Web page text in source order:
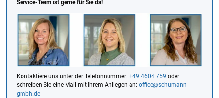
Service-Team ist gerne für Sie da!
Kontaktiere uns unter der Telefonnummer: +49 4604 759 oder
schreiben Sie eine Mail mit Ihrem Anliegen an: office@schumann-
gmbh.de